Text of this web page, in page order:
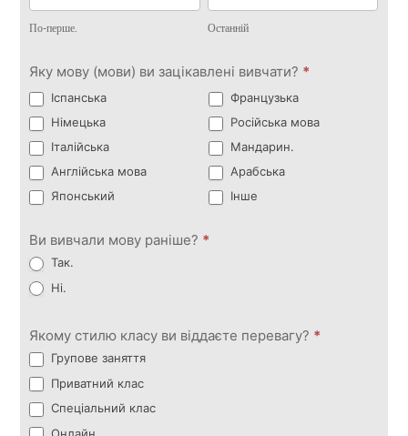
перше.
По-перше. Останній
Яку мову (мови) ви зацікавлені вивчати? *
Іспанська
Французька
Німецька
Російська мова
Італійська
Мандарин.
Англійська мова
Арабська
Японський
Інше
Ви вивчали мову раніше? *
Так.
Ні.
Якому стилю класу ви віддаєте перевагу? *
Групове заняття
Приватний клас
Спеціальний клас
Онлайн